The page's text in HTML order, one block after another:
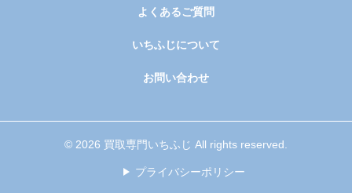
よくあるご質問
いちふじについて
お問い合わせ
© 2026 買取専門いちふじ All rights reserved.
プライバシーポリシー